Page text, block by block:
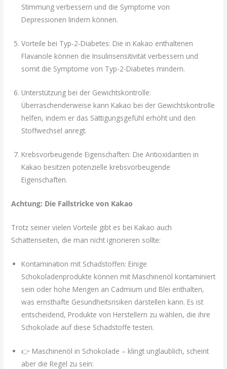
Stimmung verbessern und die Symptome von
Depressionen lindern können.
Vorteile bei Typ-2-Diabetes: Die in Kakao enthaltenen
Flavanole können die Insulinsensitivität verbessern und
somit die Symptome von Typ-2-Diabetes mindern.
Unterstützung bei der Gewichtskontrolle:
Überraschenderweise kann Kakao bei der Gewichtskontrolle
helfen, indem er das Sättigungsgefühl erhöht und den
Stoffwechsel anregt.
Krebsvorbeugende Eigenschaften: Die Antioxidantien in
Kakao besitzen potenzielle krebsvorbeugende
Eigenschaften.
Achtung: Die Fallstricke von Kakao
Trotz seiner vielen Vorteile gibt es bei Kakao auch
Schattenseiten, die man nicht ignorieren sollte:
Kontamination mit Schadstoffen: Einige
Schokoladenprodukte können mit Maschinenöl kontaminiert
sein oder hohe Mengen an Cadmium und Blei enthalten,
was ernsthafte Gesundheitsrisiken darstellen kann. Es ist
entscheidend, Produkte von Herstellern zu wählen, die ihre
Schokolade auf diese Schadstoffe testen.
👉 Maschinenöl in Schokolade – klingt unglaublich, scheint
aber die Regel zu sein: